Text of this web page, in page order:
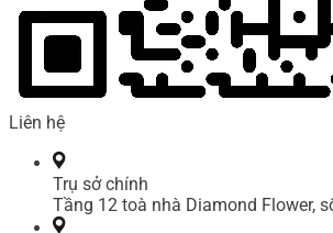
Liên hệ
Trụ sở chính
Tầng 12 toà nhà Diamond Flower,